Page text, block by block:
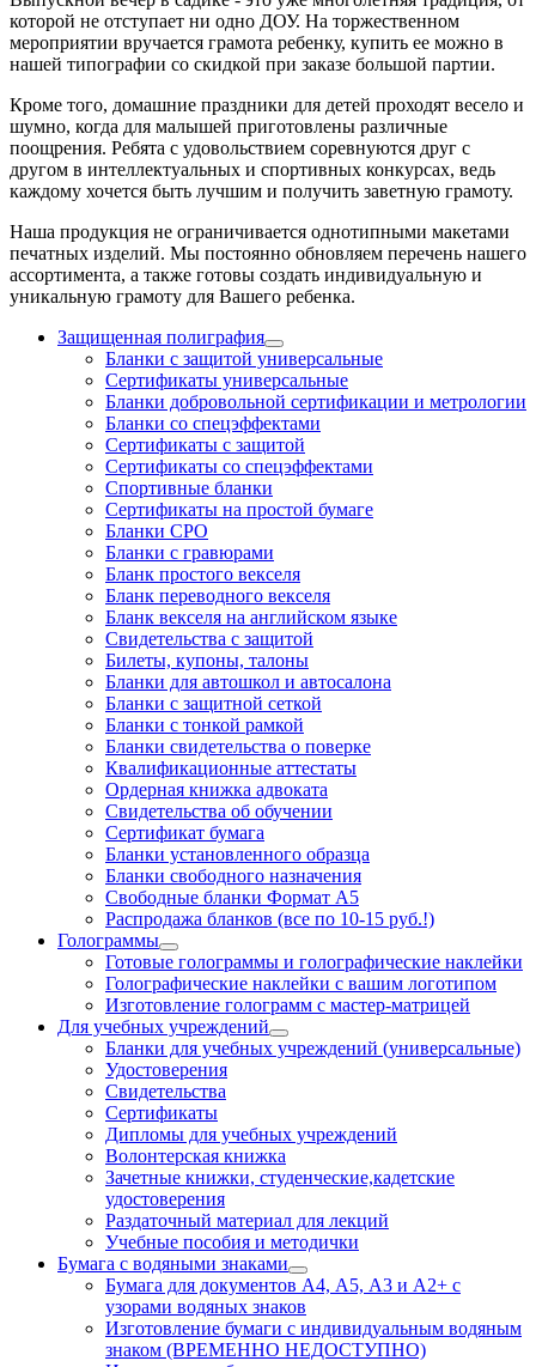
которой не отступает ни одно ДОУ. На торжественном
мероприятии вручается грамота ребенку, купить ее можно в
нашей типографии со скидкой при заказе большой партии.
Кроме того, домашние праздники для детей проходят весело и
шумно, когда для малышей приготовлены различные
поощрения. Ребята с удовольствием соревнуются друг с
другом в интеллектуальных и спортивных конкурсах, ведь
каждому хочется быть лучшим и получить заветную грамоту.
Наша продукция не ограничивается однотипными макетами
печатных изделий. Мы постоянно обновляем перечень нашего
ассортимента, а также готовы создать индивидуальную и
уникальную грамоту для Вашего ребенка.
Защищенная полиграфия
Бланки с защитой универсальные
Сертификаты универсальные
Бланки добровольной сертификации и метрологии
Бланки со спецэффектами
Сертификаты с защитой
Сертификаты со спецэффектами
Спортивные бланки
Cертификаты на простой бумаге
Бланки СРО
Бланки с гравюрами
Бланк простого векселя
Бланк переводного векселя
Бланк векселя на английском языке
Свидетельства с защитой
Билеты, купоны, талоны
Бланки для автошкол и автосалона
Бланки с защитной сеткой
Бланки с тонкой рамкой
Бланки свидетельства о поверке
Квалификационные аттестаты
Ордерная книжка адвоката
Свидетельства об обучении
Сертификат бумага
Бланки установленного образца
Бланки свободного назначения
Свободные бланки Формат А5
Распродажа бланков (все по 10-15 руб.!)
Голограммы
Готовые голограммы и голографические наклейки
Голографические наклейки с вашим логотипом
Изготовление голограмм с мастер-матрицей
Для учебных учреждений
Бланки для учебных учреждений (универсальные)
Удостоверения
Свидетельства
Сертификаты
Дипломы для учебных учреждений
Волонтерская книжка
Зачетные книжки, студенческие,кадетские
удостоверения
Раздаточный материал для лекций
Учебные пособия и методички
Бумага с водяными знаками
Бумага для документов А4, А5, А3 и А2+ с
узорами водяных знаков
Изготовление бумаги с индивидуальным водяным
знаком (ВРЕМЕННО НЕДОСТУПНО)